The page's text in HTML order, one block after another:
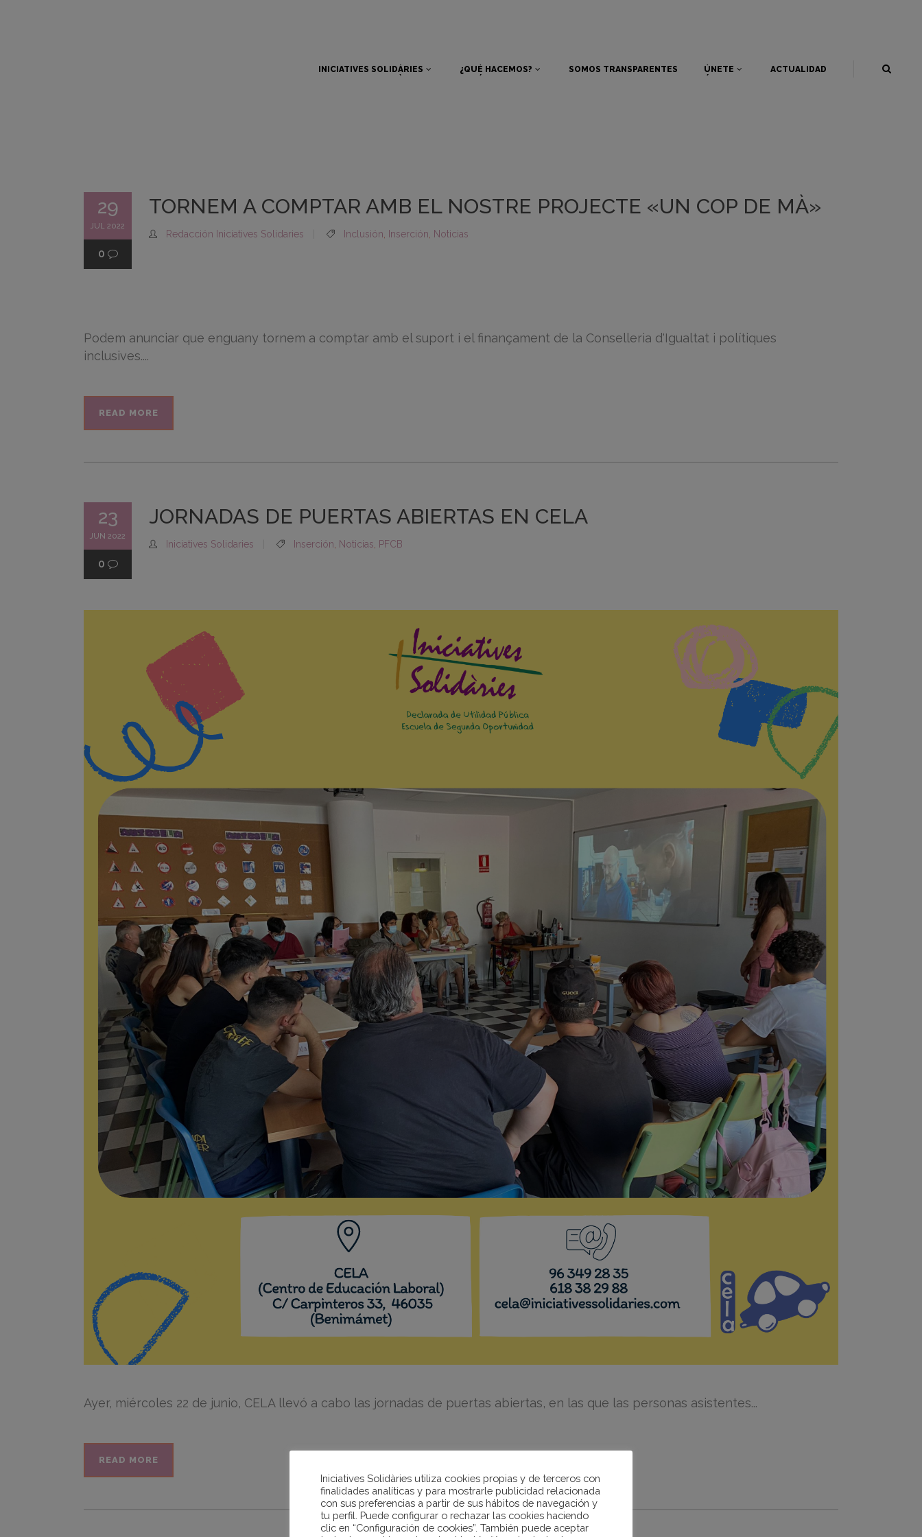
INICIATIVES SOLIDÀRIES
¿QUÉ HACEMOS?
SOMOS TRANSPARENTES
ÚNETE
ACTUALIDAD
29
JUL 2022
0
TORNEM A COMPTAR AMB EL NOSTRE PROJECTE «UN COP DE MÀ»
Redacción Iniciatives Solidaries Inclusión Inserción Noticias
Podem anunciar que enguany tornem a comptar amb el suport i el finançament de la Conselleria d'Igualtat i polítiques
inclusives....
READ MORE
23
JUN 2022
0
JORNADAS DE PUERTAS ABIERTAS EN CELA
Iniciatives Solidaries Inserción Noticias PFCB
Ayer, miércoles 22 de junio, CELA llevó a cabo las jornadas de puertas abiertas, en las que las personas asistentes...
READ MORE
Iniciatives Solidàries utiliza cookies propias y de terceros con
finalidades analíticas y para mostrarle publicidad relacionada
con sus preferencias a partir de sus hábitos de navegación y
tu perfil. Puede configurar o rechazar las cookies haciendo
clic en “Configuración de cookies”. También puede aceptar